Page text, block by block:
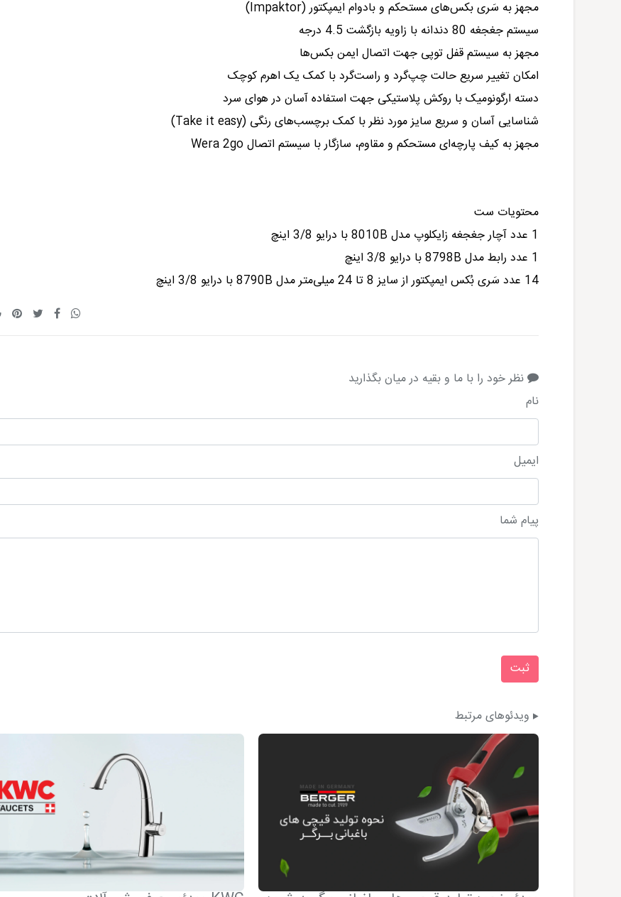
مجهز به سَری بکس‌های مستحکم و با‌دوام ایمپکتور (Impaktor)
سیستم جغجغه 80 دندانه با زاویه بازگشت 4.5 درجه
مجهز به سیستم قفل توپی جهت اتصال ایمن بکس‌ها
امکان تغییر سریع حالت چپ‌گرد و راست‌گرد با کمک یک اهرم کوچک
دسته ارگونومیک با روکش پلاستیکی جهت استفاده آسان در هوای سرد
شناسایی آسان و سریع سایز مورد نظر با کمک بر‌چسب‌های رنگی (Take it easy)
مجهز به کیف پارچه‌ای مستحکم و مقاوم، سازگار با سیستم اتصال Wera 2go
محتویات ست
1 عدد آچار جغجغه زایکلوپ مدل 8010B با درایو 3/8 اینچ
1 عدد رابط مدل 8798B با درایو 3/8 اینچ
14 عدد سَری بُکس ایمپکتور از سایز 8 تا 24 میلی‌متر مدل 8790B با درایو 3/8 اینچ
نظر خود را با ما و بقیه در میان بگذارید
نام
ایمیل
پیام شما
ویدئوهای مرتبط